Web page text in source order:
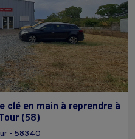
clé en main à reprendre à
(58)
- 58340